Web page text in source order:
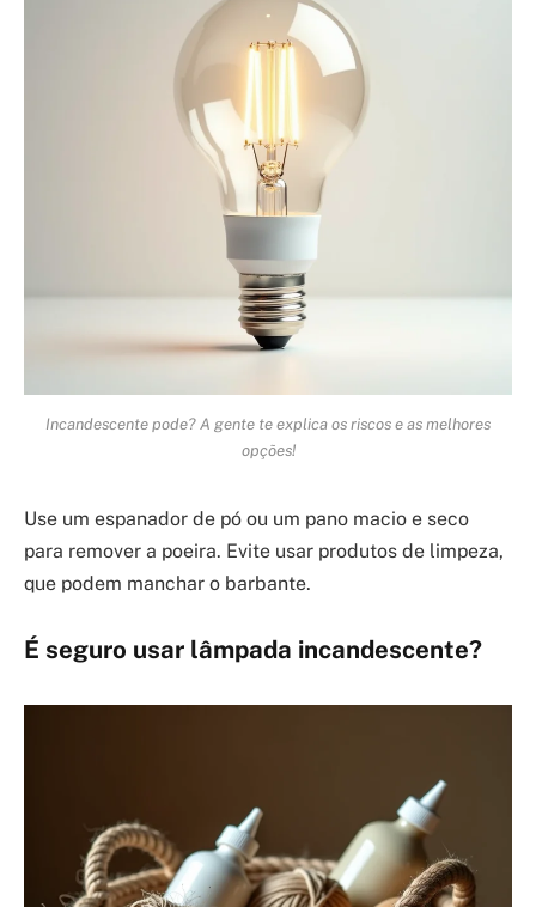
Incandescente pode? A gente te explica os riscos e as melhores
opções!
Use um espanador de pó ou um pano macio e seco
para remover a poeira. Evite usar produtos de limpeza,
que podem manchar o barbante.
É seguro usar lâmpada incandescente?